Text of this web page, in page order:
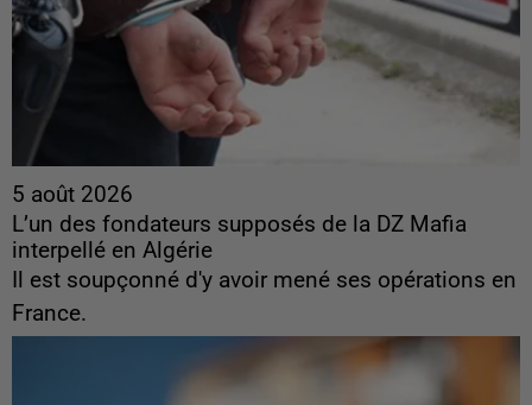
5 août 2026
L’un des fondateurs supposés de la DZ Mafia
interpellé en Algérie
Il est soupçonné d'y avoir mené ses opérations en
France.